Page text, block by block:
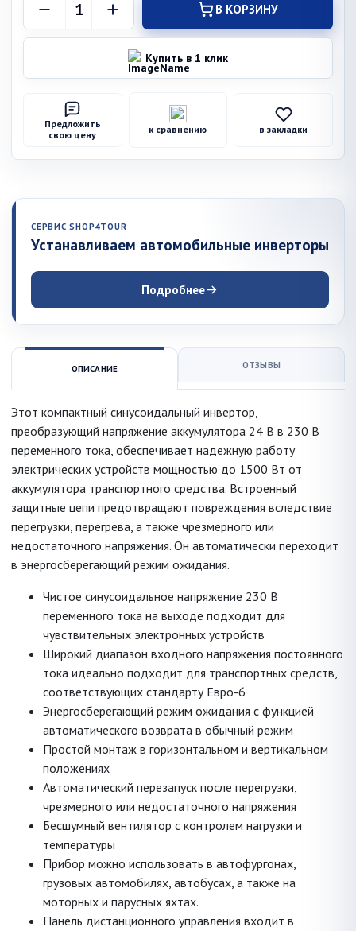
В КОРЗИНУ
Купить в 1 клик
Предложить
свою цену
к сравнению в закладки
СЕРВИС SHOP4TOUR
Устанавливаем автомобильные инверторы
Подробнее
ОПИСАНИЕ ОТЗЫВЫ
Этот компактный синусоидальный инвертор,
преобразующий напряжение аккумулятора 24 В в 230 В
переменного тока, обеспечивает надежную работу
электрических устройств мощностью до 1500 Вт от
аккумулятора транспортного средства. Встроенный
защитные цепи предотвращают повреждения вследствие
перегрузки, перегрева, а также чрезмерного или
недостаточного напряжения. Он автоматически переходит
в энергосберегающий режим ожидания.
Чистое синусоидальное напряжение 230 В
переменного тока на выходе подходит для
чувствительных электронных устройств
Широкий диапазон входного напряжения постоянного
тока идеально подходит для транспортных средств,
соответствующих стандарту Евро-6
Энергосберегающий режим ожидания с функцией
автоматического возврата в обычный режим
Простой монтаж в горизонтальном и вертикальном
положениях
Автоматический перезапуск после перегрузки,
чрезмерного или недостаточного напряжения
Бесшумный вентилятор с контролем нагрузки и
температуры
Прибор можно использовать в автофургонах,
грузовых автомобилях, автобусах, а также на
моторных и парусных яхтах.
Панель дистанционного управления входит в